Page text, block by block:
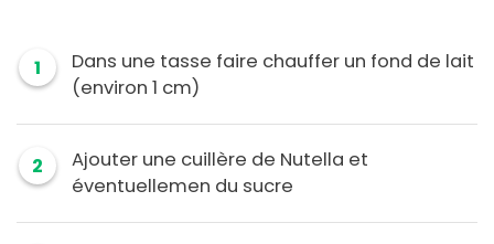
1
Dans une tasse faire chauffer un fond de lait
(environ 1 cm)
2
Ajouter une cuillère de Nutella et
éventuellemen du sucre